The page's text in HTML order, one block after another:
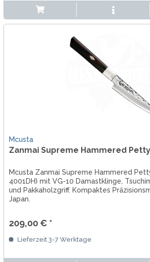
Mcusta
Zanmai Supreme Hammered Petty
Mcusta Zanmai Supreme Hammered
4001DH) mit VG-10 Damastklinge,
und Pakkaholzgriff. Kompaktes
Japan.
209,00 € *
Lieferzeit 3-7 Werktage